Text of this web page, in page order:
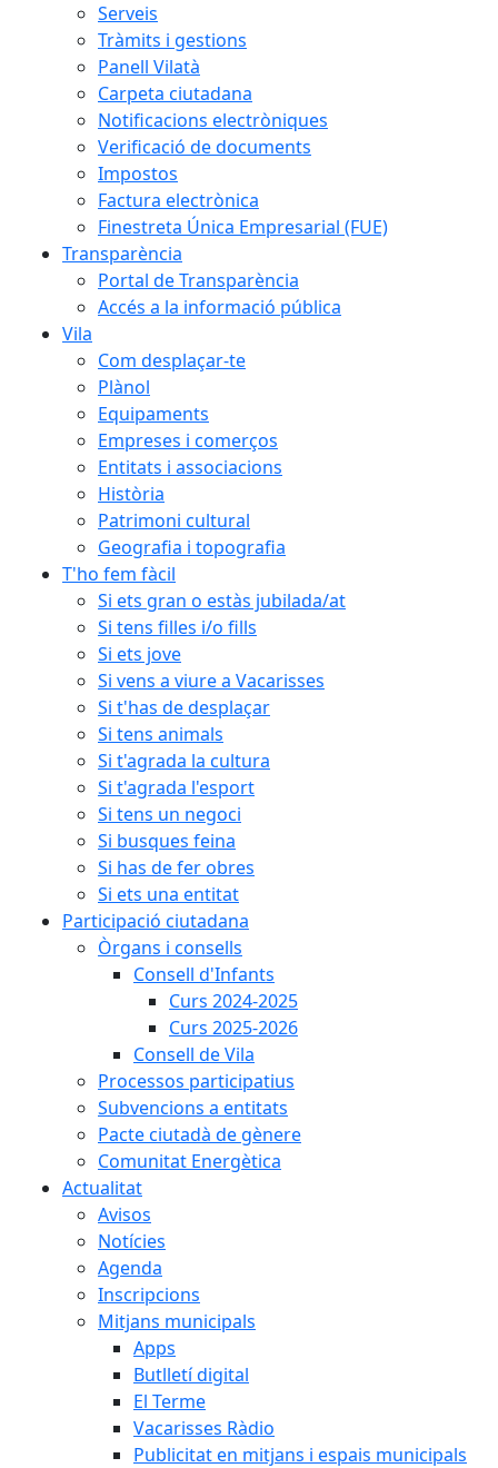
Serveis
Tràmits i gestions
Panell Vilatà
Carpeta ciutadana
Notificacions electròniques
Verificació de documents
Impostos
Factura electrònica
Finestreta Única Empresarial (FUE)
Transparència
Portal de Transparència
Accés a la informació pública
Vila
Com desplaçar-te
Plànol
Equipaments
Empreses i comerços
Entitats i associacions
Història
Patrimoni cultural
Geografia i topografia
T'ho fem fàcil
Si ets gran o estàs jubilada/at
Si tens filles i/o fills
Si ets jove
Si vens a viure a Vacarisses
Si t'has de desplaçar
Si tens animals
Si t'agrada la cultura
Si t'agrada l'esport
Si tens un negoci
Si busques feina
Si has de fer obres
Si ets una entitat
Participació ciutadana
Òrgans i consells
Consell d'Infants
Curs 2024-2025
Curs 2025-2026
Consell de Vila
Processos participatius
Subvencions a entitats
Pacte ciutadà de gènere
Comunitat Energètica
Actualitat
Avisos
Notícies
Agenda
Inscripcions
Mitjans municipals
Apps
Butlletí digital
El Terme
Vacarisses Ràdio
Publicitat en mitjans i espais municipals